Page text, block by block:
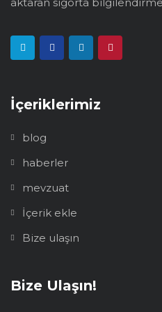
İçeriklerimiz
blog
haberler
mevzuat
İçerik ekle
Bize ulaşın
Bize Ulaşın!